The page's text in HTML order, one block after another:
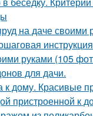
на даче своими
руками (105
для дачи.
к дому. Красивые
пристроенной к